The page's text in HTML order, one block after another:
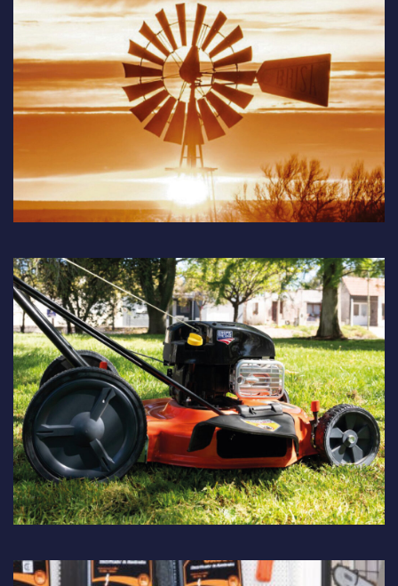
Molinos y Tanques:
Solución confiable y resistente para el
sector agropecuario.
Bosque y Jardín:
Herramientas de última generación para
el cuidado integral de espacios verdes.